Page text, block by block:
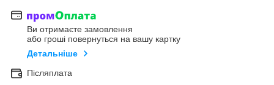
Ви отримаєте замовлення
або гроші повернуться на вашу картку
Детальніше
Післяплата